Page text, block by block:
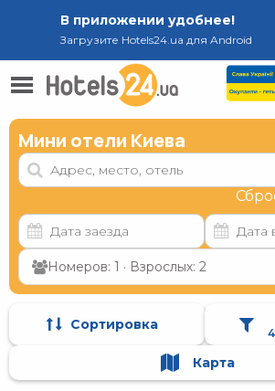
В приложении удобнее!
Загрузите Hotels24.ua для Android
Мини отели Киева
Номеров: 1 · Взрослых: 2
Сортировка
Карта